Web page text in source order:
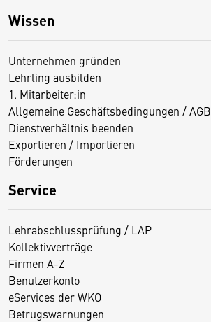
Wissen
Unternehmen gründen
Lehrling ausbilden
1. Mitarbeiter:in
Allgemeine Geschäftsbedingungen / AGB
Dienstverhältnis beenden
Exportieren / Importieren
Förderungen
Service
Lehrabschlussprüfung / LAP
Kollektivverträge
Firmen A-Z
Benutzerkonto
eServices der WKO
Betrugswarnungen